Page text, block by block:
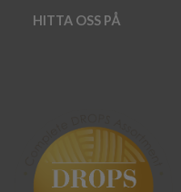
HITTA OSS PÅ